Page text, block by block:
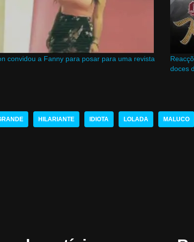
convidou a Fanny para posar para uma revista
doces
HILARIANTE IDIOTA LOLADA MALUCO